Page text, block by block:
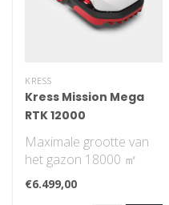
KRESS
Kress Mission Mega
RTK 12000
Maximale grootte van
het gazon 18000 ㎡
Navigatiepatroon is
systematisch. Je ho..
€6.499,00